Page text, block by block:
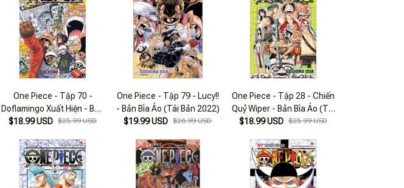
One Piece - Tập 70 -
Doflamingo Xuất Hiện - Bản
Bìa Áo (Tái Bản 2025)
$18.99 USD $25.99 USD
One Piece - Tập 79 - Lucy!!
- Bản Bìa Áo (Tái Bản 2022)
$19.99 USD
$26.99 USD
One Piece - Tập 28 - Chiến
Quỷ Wiper - Bản Bìa Áo (Tái
Bản 2025)
$18.99 USD $25.99 USD